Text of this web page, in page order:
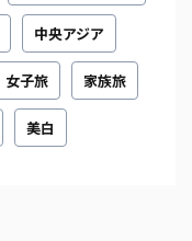
中央アジア
女子旅 家族旅
美白